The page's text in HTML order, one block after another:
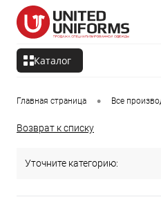
Каталог
Главная страница • Все
Возврат к списку
Уточните категорию: